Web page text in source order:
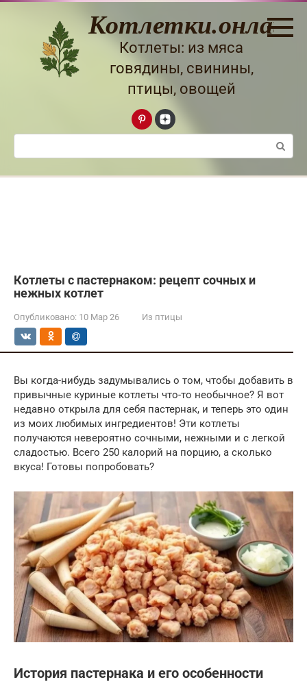
Перейти
Котлетки.онлайн
Котлеты: из мяса
говядины, свинины,
птицы, овощей
Поиск:
Котлеты с пастернаком: рецепт сочных и
нежных котлет
Опубликовано: 10 Мар 26 Из птицы
Вы когда-нибудь задумывались о том, чтобы добавить в
привычные куриные котлеты что-то необычное? Я вот
недавно открыла для себя пастернак, и теперь это один
из моих любимых ингредиентов! Эти котлеты
получаются невероятно сочными, нежными и с легкой
сладостью. Всего 250 калорий на порцию, а сколько
вкуса! Готовы попробовать?
История пастернака и его особенности